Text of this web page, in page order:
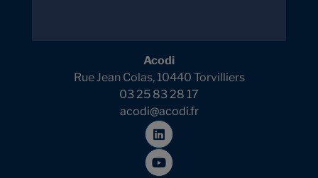
Acodi
Rue Jean Colas, 10440 Torvilliers
03 25 83 28 17
acodi@acodi.fr